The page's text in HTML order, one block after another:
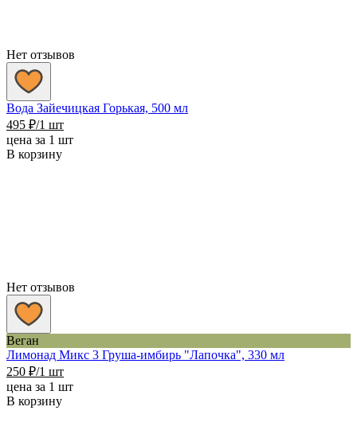
Нет отзывов
Вода Зайечицкая Горькая, 500 мл
495 ₽/1 шт
цена за 1 шт
В корзину
Нет отзывов
Веган
Лимонад Микс 3 Груша-имбирь "Лапочка", 330 мл
250 ₽/1 шт
цена за 1 шт
В корзину